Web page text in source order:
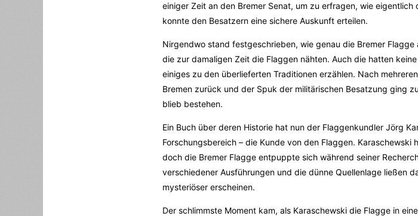
einiger Zeit an den Bremer Senat, um zu erfragen, wie
konnte den Besatzern eine sichere Auskunft erteilen.
Nirgendwo stand festgeschrieben, wie genau die Bremer
die zur damaligen Zeit die Flaggen nähten. Auch die hatten
einiges zu den überlieferten Traditionen erzählen. Nach
Bremen zurück und der Spuk der militärischen Besatzung ging
blieb bestehen.
Ein Buch über deren Historie hat nun der Flaggenkundler Jörg
Forschungsbereich – die Kunde von den Flaggen.
doch die Bremer Flagge entpuppte sich während seiner
verschiedener Ausführungen und die dünne Quellenlage ließen
mysteriöser erscheinen.
Der schlimmste Moment kam, als Karaschewski die Flagge in